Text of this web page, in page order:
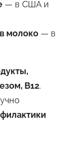
— в США и
молоко — в
B12.